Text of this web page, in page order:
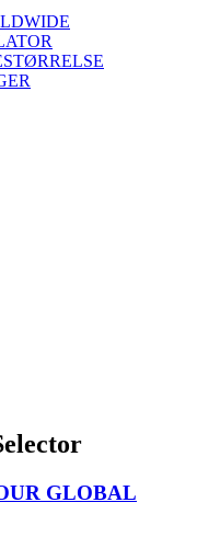
GLOBAL